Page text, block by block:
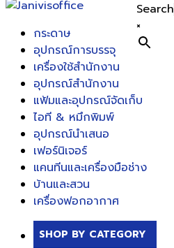
Search
×
กระดาษ
อุปกรณ์การบรรจุ
เครื่องใช้สำนักงาน
อุปกรณ์สำนักงาน
แฟ้มและอุปกรณ์จัดเก็บ
ไอที & หมึกพิมพ์
อุปกรณ์นำเสนอ
เฟอร์นิเจอร์
แคนทีนและเครื่องมือช่าง
บ้านและสวน
เครื่องฟอกอากาศ
SHOP BY CATEGORY